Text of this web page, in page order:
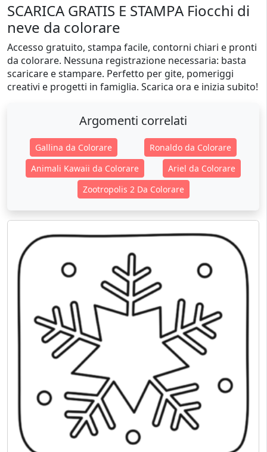
SCARICA GRATIS E STAMPA Fiocchi di
neve da colorare
Accesso gratuito, stampa facile, contorni chiari e pronti
da colorare. Nessuna registrazione necessaria: basta
scaricare e stampare. Perfetto per gite, pomeriggi
creativi e progetti in famiglia. Scarica ora e inizia subito!
Argomenti correlati
Gallina da Colorare
Ronaldo da Colorare
Animali Kawaii da Colorare
Ariel da Colorare
Zootropolis 2 Da Colorare